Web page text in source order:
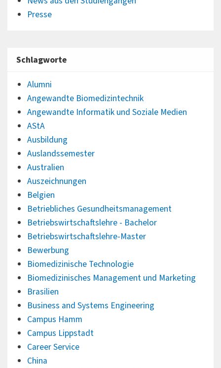
Presse
Schlagworte
Alumni
Angewandte Biomedizintechnik
Angewandte Informatik und Soziale Medien
AStA
Ausbildung
Auslandssemester
Australien
Auszeichnungen
Belgien
Betriebliches Gesundheitsmanagement
Betriebswirtschaftslehre - Bachelor
Betriebswirtschaftslehre-Master
Bewerbung
Biomedizinische Technologie
Biomedizinisches Management und Marketing
Brasilien
Business and Systems Engineering
Campus Hamm
Campus Lippstadt
Career Service
China